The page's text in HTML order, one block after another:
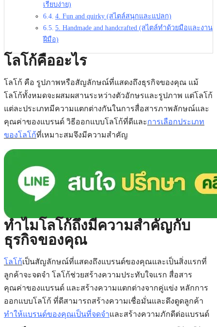
เรียบง่าย)
4. Fun and quirky (สไตล์สนุกและแปลก)
5. Handmade and handcrafted (สไตล์ทำด้วยมือและงาน
ฝีมือ)
โลโก้คืออะไร
โลโก้ คือ รูปภาพหรือสัญลักษณ์ที่แสดงถึงธุรกิจของคุณ แม้
โลโก้ทั้งหมดจะผสมผสานระหว่างตัวอักษรและรูปภาพ แต่โลโก้
แต่ละประเภทมีความแตกต่างกันในการสื่อสารภาพลักษณ์และ
คุณค่าของแบรนด์ วิธีออกแบบโลโก้ที่ดีและการเลือกประเภท
ของโลโก้ที่เหมาะสมจึงมีความสำคัญ
ทำไมโลโก้ถึงมีความสำคัญกับ
ธุรกิจของคุณ
โลโก้เป็นสัญลักษณ์ที่แสดงถึงแบรนด์ของคุณและเป็นสิ่งแรกที่
ลูกค้าจะจดจำ โลโก้ช่วยสร้างความประทับใจแรก สื่อสาร
คุณค่าของแบรนด์ และสร้างความแตกต่างจากคู่แข่ง หลักการ
ออกแบบโลโก้ ที่ดีสามารถสร้างความเชื่อมั่นและดึงดูดลูกค้า
ทำให้แบรนด์ของคุณเป็นที่จดจำและสร้างความภักดีต่อแบรนด์